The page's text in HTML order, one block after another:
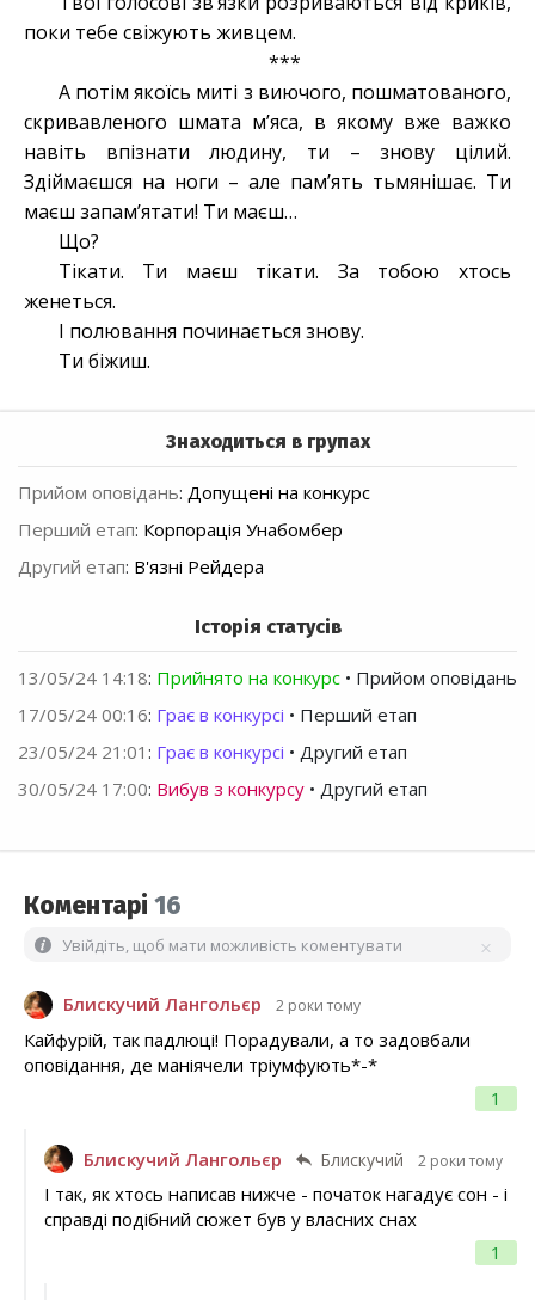
поки тебе свіжують живцем.
***
А потім якоїсь миті з виючого, пошматованого,
скривавленого шмата м’яса, в якому вже важко
навіть впізнати людину, ти – знову цілий.
Здіймаєшся на ноги – але пам’ять тьмянішає. Ти
маєш запам’ятати! Ти маєш…
Що?
Тікати. Ти маєш тікати. За тобою хтось
женеться.
І полювання починається знову.
Ти біжиш.
Знаходиться в групах
Прийом оповідань: Допущені на конкурс
Перший етап: Корпорація Унабомбер
Другий етап: В'язні Рейдера
Історія статусів
13/05/24 14:18: Прийнято на конкурс • Прийом оповідань
17/05/24 00:16: Грає в конкурсі • Перший етап
23/05/24 21:01 : Грає в конкурсі • Другий етап
30/05/24 17:00: Вибув з конкурсу • Другий етап
Коментарі 16
Увійдіть, щоб мати можливість коментувати
Блискучий Лангольєр 2 роки тому
1
Кайфурій, так падлюці! Порадували, а то задовбали
оповідання, де маніячели тріумфують*-*
Блискучий Лангольєр Блискучий 2 роки тому
1
І так, як хтось написав нижче - початок нагадує сон - і
справді подібний сюжет був у власних снах